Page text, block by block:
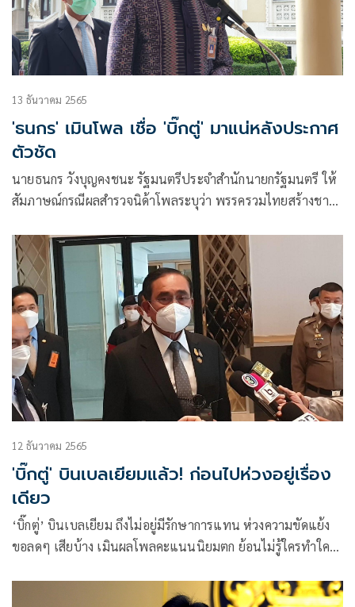
13 ธันวาคม 2565
'ธนกร' เมินโพล เชื่อ 'บิ๊กตู่' มาแน่หลังประกาศ
ตัวชัด
นายธนกร วังบุญคงชนะ รัฐมนตรีประจำสำนักนายกรัฐมนตรี ให้
สัมภาษณ์กรณีผลสำรวจนิด้าโพล​ระบุว่า​ พรรครวมไทยสร้างชาติ
12 ธันวาคม 2565
'บิ๊กตู่' บินเบลเยียมแล้ว! ก่อนไปห่วงอยู่เรื่อง
เดียว
‘บิ๊กตู่’ บินเบลเยียม ถึงไม่อยู่มีรักษาการแทน ห่วงความขัดแย้ง
ขอลดๆ เสียบ้าง เมินผลโพลคะแนนนิยมตก ย้อนไม่รู้ใครทำใคร